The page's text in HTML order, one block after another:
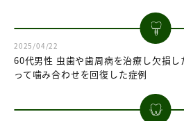
2025/04/22
60代男性 虫歯や歯周病を治療し欠損
って噛み合わせを回復した症例